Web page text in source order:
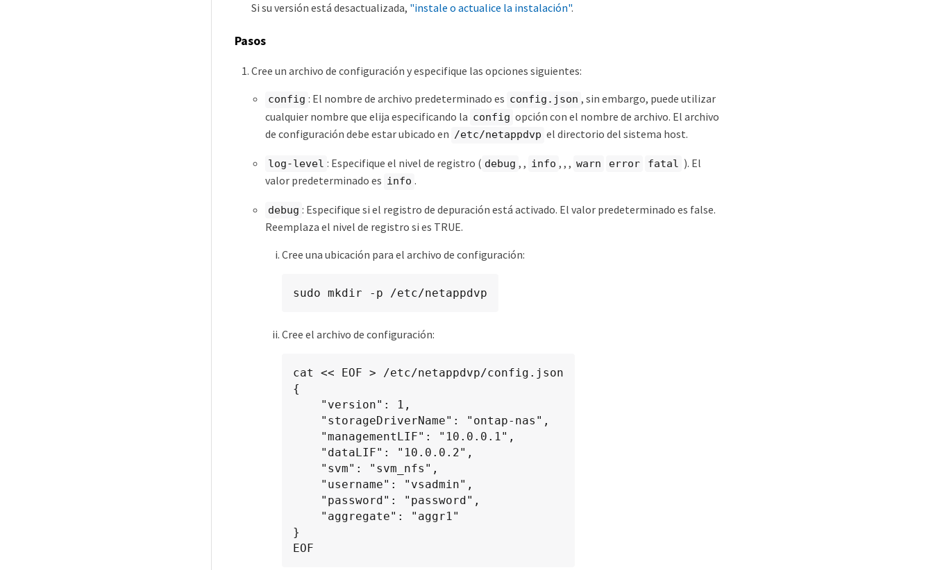
Si su versión está desactualizada, "instale o actualice la instalación".
Pasos
Cree un archivo de configuración y especifique las opciones siguientes:
config : El nombre de archivo predeterminado es config.json , sin embargo, puede utilizar
cualquier nombre que elija especificando la config opción con el nombre de archivo. El archivo
de configuración debe estar ubicado en /etc/netappdvp el directorio del sistema host.
log-level : Especifique el nivel de registro ( debug , , info , , , warn error fatal
). El
valor predeterminado es info .
debug : Especifique si el registro de depuración está activado. El valor predeterminado es false.
Reemplaza el nivel de registro si es TRUE.
Cree una ubicación para el archivo de configuración:
sudo mkdir -p /etc/netappdvp
Cree el archivo de configuración:
cat << EOF > /etc/netappdvp/config.json
{
}
EOF